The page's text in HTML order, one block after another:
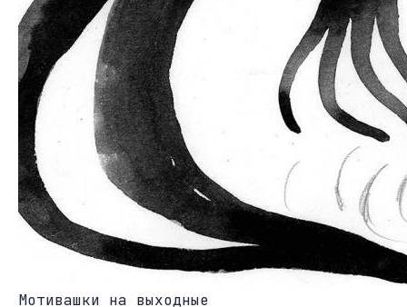
Мотивашки на выходные